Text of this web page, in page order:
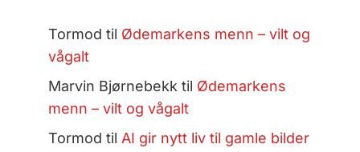
Tormod til Ødemarkens menn – vilt og
vågalt
Marvin Bjørnebekk til Ødemarkens
menn – vilt og vågalt
Tormod til AI gir nytt liv til gamle bilder